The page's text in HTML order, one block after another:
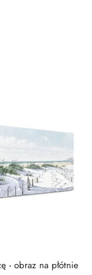
- obraz na płótnie